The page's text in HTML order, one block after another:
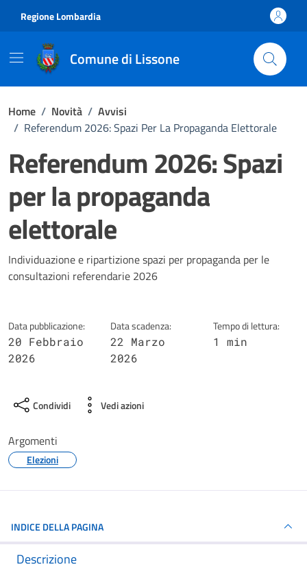
Regione Lombardia
Comune di Lissone
Home / Novità / Avvisi
/ Referendum 2026: Spazi Per La Propaganda Elettorale
Referendum 2026: Spazi
per la propaganda
elettorale
Dettagli della notizia
Individuazione e ripartizione spazi per propaganda per le
consultazioni referendarie 2026
Data pubblicazione:
20 Febbraio
2026
Data scadenza:
22 Marzo
2026
Tempo di lettura:
1 min
Condividi Vedi azioni
Argomenti
Elezioni
INDICE DELLA PAGINA
Descrizione